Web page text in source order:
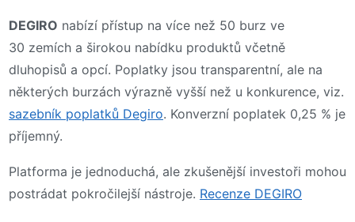
DEGIRO nabízí přístup na více než 50 burz ve
30 zemích a širokou nabídku produktů včetně
dluhopisů a opcí. Poplatky jsou transparentní, ale na
některých burzách výrazně vyšší než u konkurence, viz.
sazebník poplatků Degiro. Konverzní poplatek 0,25 % je
příjemný.
Platforma je jednoduchá, ale zkušenější investoři mohou
postrádat pokročilejší nástroje. Recenze DEGIRO